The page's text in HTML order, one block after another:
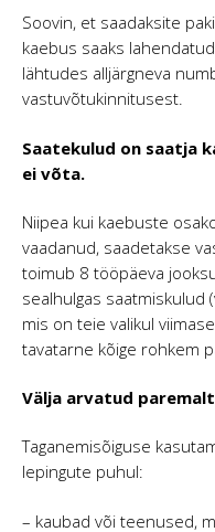
Soovin, et saadaksite
kaebus saaks
lähtudes alljärgneva
vastuvõtukinnitusest.
Saatekulud on saatja
ei võta.
Niipea kui kaebuste
vaadanud, saadetakse
toimub 8 tööpäeva
sealhulgas saatmiskulud
mis on teie valikul
tavatarne kõige rohkem
Välja arvatud
Taganemisõiguse
lepingute puhul:
– kaubad või teenused,